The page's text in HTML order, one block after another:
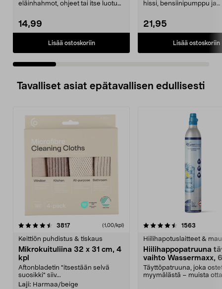
eläinhahmot, ohjeet tai itse luotu
14,99
Lisää ostoskoriin
hissi, bensiinipumppu ja
21,95
Lisää ostoskoriin
Tavalliset asiat epätavallisen edullisesti
3817arvostelut (1,00/kpl)
Keittiön puhdistus & tiskaus
Mikrokuituliina 32 x 31 cm, 4
kpl
Aftonbladetin "itsestään selvä
suosikki" siiv...
Laji: Harmaa/beige
4.5viidestä
1563
Hiilihapotuslaitteet &
Hiilihappopatruuna
vaihto Wassermaxx,
Täyttöpatruuna, joka
myymälästä – muista
4.5viidestä